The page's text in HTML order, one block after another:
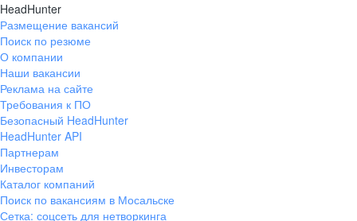
HeadHunter
Размещение вакансий
Поиск по резюме
О компании
Наши вакансии
Реклама на сайте
Требования к ПО
Безопасный HeadHunter
HeadHunter API
Партнерам
Инвесторам
Каталог компаний
Поиск по вакансиям в Мосальске
Сетка: соцсеть для нетворкинга